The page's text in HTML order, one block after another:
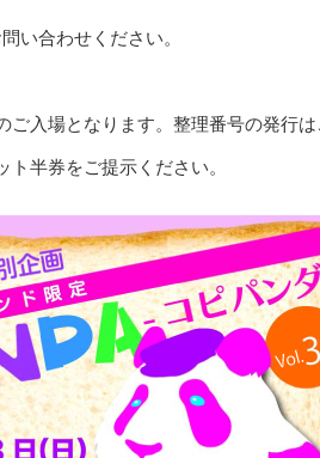
い合わせください。
入場となります。整理番号の発行は
半券をご提示ください。